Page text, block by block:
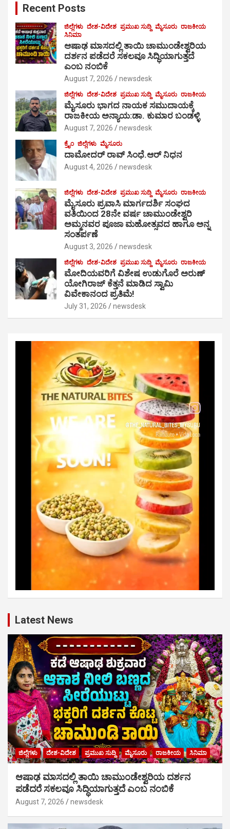
Recent Posts
ಜಿಲ್ಲೆಗಳು ದೇಶ-ವಿದೇಶ ಪ್ರಮುಖ ಸುದ್ದಿ ಮೈಸೂರು ರಾಜಕೀಯ
ಸಿನಿಮಾ
ಆಷಾಢ ಮಾಸದಲ್ಲಿ ತಾಯಿ ಚಾಮುಂಡೇಶ್ವರಿಯ
ದರ್ಶನ ಪಡೆದರೆ ಸಕಲವೂ ಸಿದ್ಧಿಯಾಗುತ್ತದೆ
ಎಂಬ ನಂಬಿಕೆ
August 7, 2026 newsdesk
ಜಿಲ್ಲೆಗಳು ದೇಶ-ವಿದೇಶ ಪ್ರಮುಖ ಸುದ್ದಿ ಮೈಸೂರು ರಾಜಕೀಯ
ಮೈಸೂರು ಭಾಗದ ನಾಯಕ ಸಮುದಾಯಕ್ಕೆ
ರಾಜಕೀಯ ಅನ್ಯಾಯ:ಡಾ. ಕುಮಾರ ಬಂಡಳ್ಳಿ
August 7, 2026 newsdesk
ಕ್ರೈಂ ಜಿಲ್ಲೆಗಳು ಮೈಸೂರು
ದಾಮೋದರ್ ರಾವ್ ಸಿಂಧೆ.ಆರ್ ನಿಧನ
August 4, 2026 newsdesk
ಜಿಲ್ಲೆಗಳು ದೇಶ-ವಿದೇಶ ಪ್ರಮುಖ ಸುದ್ದಿ ಮೈಸೂರು ರಾಜಕೀಯ
ಮೈಸೂರು ಪ್ರವಾಸಿ ಮಾರ್ಗದರ್ಶಿ ಸಂಘದ
ವತಿಯಿಂದ 28ನೇ ವರ್ಷ ಚಾಮುಂಡೇಶ್ವರಿ
ಅಮ್ಮನವರ ಪೂಜಾ ಮಹೋತ್ಸವದ ಹಾಗೂ ಅನ್ನ
ಸಂತರ್ಪಣೆ
August 3, 2026 newsdesk
ಜಿಲ್ಲೆಗಳು ದೇಶ-ವಿದೇಶ ಪ್ರಮುಖ ಸುದ್ದಿ ಮೈಸೂರು ರಾಜಕೀಯ
ಮೋದಿಯವರಿಗೆ ವಿಶೇಷ ಉಡುಗೊರೆ ಅರುಣ್
ಯೋಗಿರಾಜ್ ಕೆತ್ತನೆ ಮಾಡಿದ ಸ್ವಾಮಿ
ವಿವೇಕಾನಂದ ಪ್ರತಿಮೆ!
July 31, 2026 newsdesk
Latest News
ಜಿಲ್ಲೆಗಳು ದೇಶ-ವಿದೇಶ ಪ್ರಮುಖ ಸುದ್ದಿ ಮೈಸೂರು ರಾಜಕೀಯ ಸಿನಿಮಾ
ಆಷಾಢ ಮಾಸದಲ್ಲಿ ತಾಯಿ ಚಾಮುಂಡೇಶ್ವರಿಯ ದರ್ಶನ
ಪಡೆದರೆ ಸಕಲವೂ ಸಿದ್ಧಿಯಾಗುತ್ತದೆ ಎಂಬ ನಂಬಿಕೆ
August 7, 2026 newsdesk